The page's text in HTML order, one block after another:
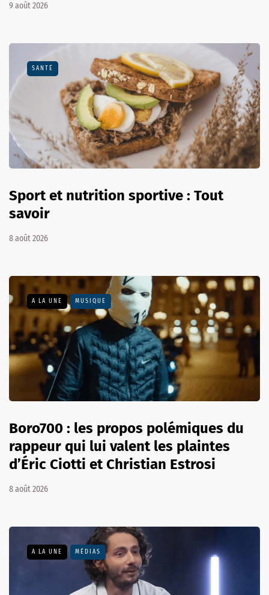
9 août 2026
SANTÉ
Sport et nutrition sportive : Tout
savoir
8 août 2026
A LA UNE MUSIQUE
Boro700 : les propos polémiques du
rappeur qui lui valent les plaintes
d’Éric Ciotti et Christian Estrosi
8 août 2026
A LA UNE MÉDIAS